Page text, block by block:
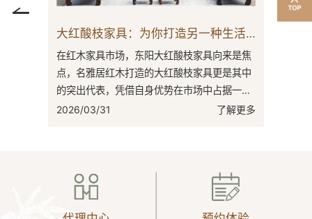
大红酸枝家具：为你打造另一种生活方式
在红木家具市场，东阳大红酸枝家具向来是焦
点，名雅居红木打造的大红酸枝家具更是其中
的突出代表，凭借自身优势在市场中占据一席
之地。东阳是传统木雕工艺的重要发源地，
2026/03/31 了解更多